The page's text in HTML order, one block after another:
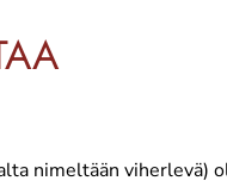
nimeltään viherlevä)